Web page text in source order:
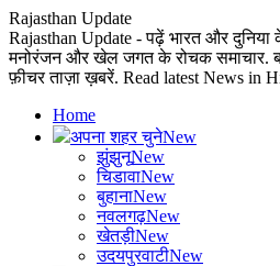
Rajasthan Update
Rajasthan Update - पढ़ें भारत और दुनिया
मनोरंजन और खेल जगत के रोचक समाचार.
फ़ीचर ताज़ा ख़बरें. Read latest News in
Home
अपना शहर चुनेNew
झुंझुनूNew
चिडावाNew
बुहानाNew
नवलगढ़New
खेतड़ीNew
उदयपुरवाटीNew